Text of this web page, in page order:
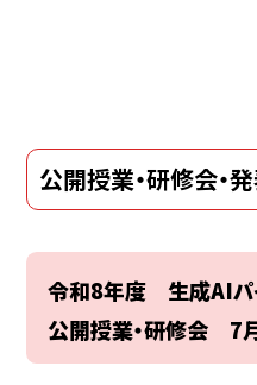
公開授業・研修会・
令和8年度 生成AIパ
公開授業・研修会 7